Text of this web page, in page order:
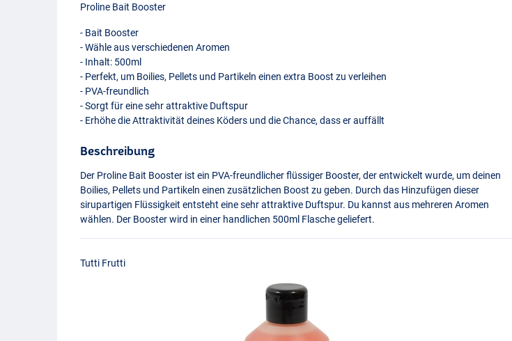
Green Hell
Proline Bait Booster
- Bait Booster
- Wähle aus verschiedenen Aromen
- Inhalt: 500ml
- Perfekt, um Boilies, Pellets und Partikeln einen extra Boost zu verleihen
- PVA-freundlich
- Sorgt für eine sehr attraktive Duftspur
- Erhöhe die Attraktivität deines Köders und die Chance, dass er auffällt
Beschreibung
Der Proline Bait Booster ist ein PVA-freundlicher flüssiger Booster, der entwickelt wurde, um deinen
Boilies, Pellets und Partikeln einen zusätzlichen Boost zu geben. Durch das Hinzufügen dieser
sirupartigen Flüssigkeit entsteht eine sehr attraktive Duftspur. Du kannst aus mehreren Aromen
wählen. Der Booster wird in einer handlichen 500ml Flasche geliefert.
Tutti Frutti